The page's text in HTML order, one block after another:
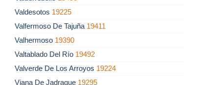
Valdesotos 19225
Valfermoso De Tajuña 19411
Valhermoso 19390
Valtablado Del Río 19492
Valverde De Los Arroyos 19224
Viana De Jadraque 19295